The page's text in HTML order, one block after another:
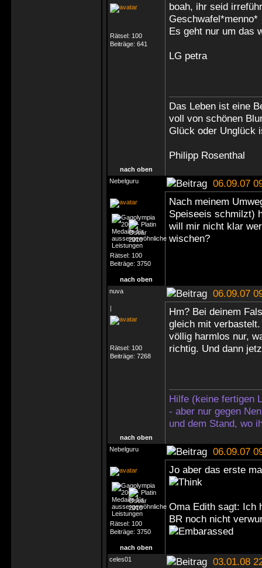
Rätsel: 100
Beiträge: 641
boah, ihr seid
Geschwafel*menno*
Es geht nur um das
LG petra
Das Leben ist eine
voll von schönen
Glück oder Unglück
Philipp Rosenthal
nach oben
Nebelguru
06.09.07
Rätsel: 100
Beiträge: 3750
Nach meinem
Speiseeis schmilzt)
will mir nicht klar
wischen?
nach oben
nuva
06.09.07
|
Rätsel: 100
Beiträge: 7268
Hm? Bei deinem
gleich mit
völlig harmlos nur,
richtig. Und dann
Hilfe (keine fertigen
- aber nur gegen
und dem Stand, wo
nach oben
Nebelguru
06.09.07
Rätsel: 100
Beiträge: 3750
Jo aber das erste
Oma Edith sagt: Ich
BR noch nicht
nach oben
celes01
03.01.08